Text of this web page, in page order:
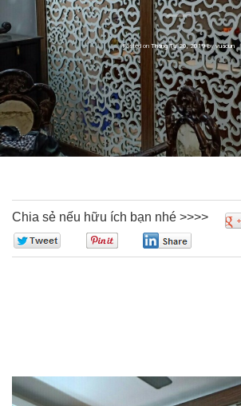
Posted onTháng Tư 20, 2019byvuacun
Chia sẻ nếu hữu ích bạn nhé >>>>